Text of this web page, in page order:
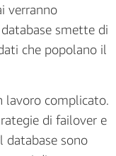
verranno
smette di
che popolano il
lavoro complicato.
di failover e
database sono